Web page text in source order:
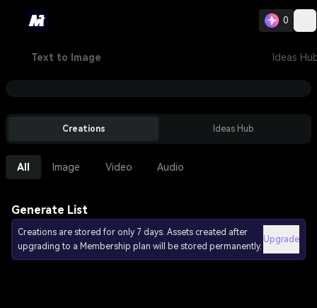
0
Text to Image Ideas
Creations Ideas Hub
All Image Video Audio
Generate List
Creations are stored for only 7 days. Assets created after
upgrading to a Membership plan will be stored permanently.
Upgrade